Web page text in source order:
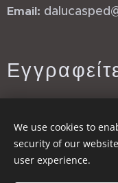
Email:
Email:
We use cookies to
security of our
user experience.